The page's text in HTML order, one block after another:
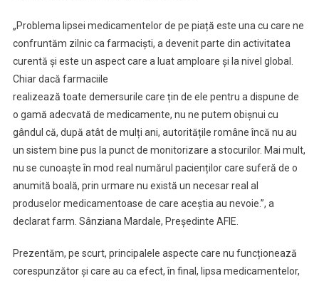
„Problema lipsei medicamentelor de pe piață este una cu care ne
confruntăm zilnic ca farmaciști, a devenit parte din activitatea
curentă și este un aspect care a luat amploare și la nivel global.
Chiar dacă farmaciile
realizează toate demersurile care țin de ele pentru a dispune de
o gamă adecvată de medicamente, nu ne putem obișnui cu
gândul că, după atât de mulți ani, autoritățile române încă nu au
un sistem bine pus la punct de monitorizare a stocurilor. Mai mult,
nu se cunoaște în mod real numărul pacienților care suferă de o
anumită boală, prin urmare nu există un necesar real al
produselor medicamentoase de care aceștia au nevoie.”, a
declarat farm. Sânziana Mardale, Președinte AFIE.
Prezentăm, pe scurt, principalele aspecte care nu funcționează
corespunzător și care au ca efect, în final, lipsa medicamentelor,